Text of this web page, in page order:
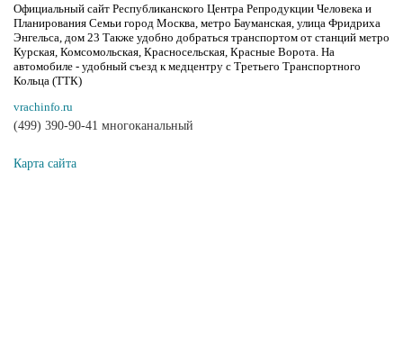
Официальный сайт Республиканского Центра Репродукции Человека и
Планирования Семьи город Москва, метро Бауманская, улица Фридриха
Энгельса, дом 23 Также удобно добраться транспортом от станций метро
Курская, Комсомольская, Красносельская, Красные Ворота. На
автомобиле - удобный съезд к медцентру с Третьего Транспортного
Кольца (ТТК)
vrachinfo.ru
(499) 390-90-41 многоканальный
Карта сайта